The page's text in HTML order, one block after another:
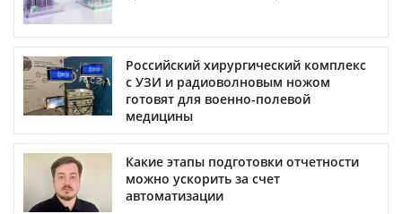
Российский хирургический комплекс
с УЗИ и радиоволновым ножом
готовят для военно-полевой
медицины
Какие этапы подготовки отчетности
можно ускорить за счет
автоматизации